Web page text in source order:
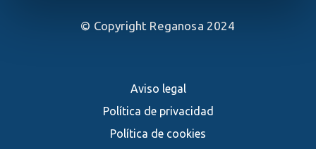
Aviso legal
Política de privacidad
Política de cookies
© Copyright Reganosa 2024